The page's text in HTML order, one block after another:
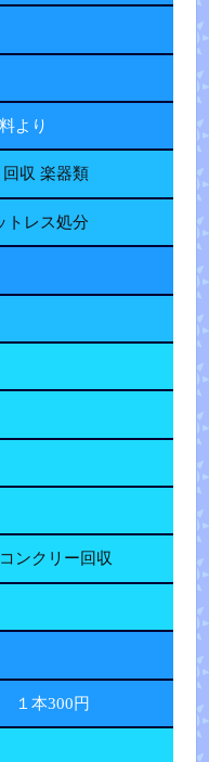
より
収 楽器類
トレス処分
ンクリー回収
１本300円